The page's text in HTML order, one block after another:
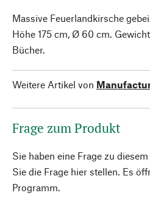
Massive Feuerlandkirsche
Höhe 175 cm, Ø 60 cm.
Bücher.
Weitere Artikel von
Frage zum Produkt
Sie haben eine Frage zu
Sie die Frage hier stellen. Es
Programm.